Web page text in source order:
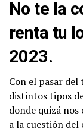
No te la
renta tu
2023.
Con el pasar
distintos tipos
donde quizá
a la cuestión